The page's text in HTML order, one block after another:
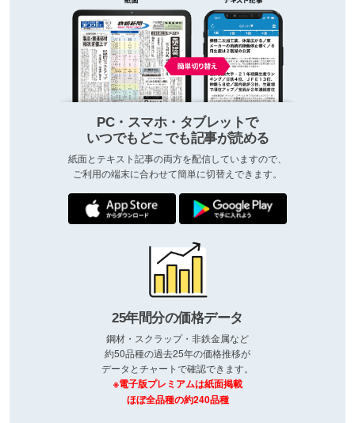
PC・スマホ・タブレットで
いつでもどこでも記事が読める
紙面とテキスト記事の両方を配信していますので、
ご利用の端末に合わせて簡単に切替えできます。
25年間分の価格データ
鋼材・スクラップ・非鉄金属など
約50品種の過去25年の価格推移が
データとチャートで確認できます。
※電子版プレミアムは紙面掲載
ほぼ全品種の約240品種